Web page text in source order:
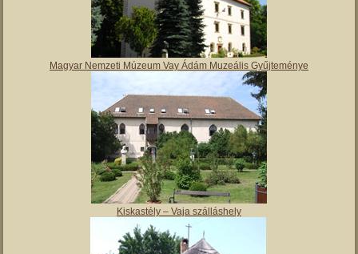
Magyar Nemzeti Múzeum Vay Ádám Muzeális Gyűjteménye
Kiskastély – Vaja szálláshely